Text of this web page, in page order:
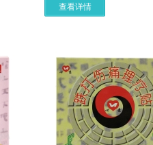
查看详情